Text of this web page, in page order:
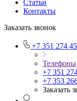
Статьи
Контакты
Заказать звонок
+7 351 274
Телефоны
+7 351
+7 353
Заказать